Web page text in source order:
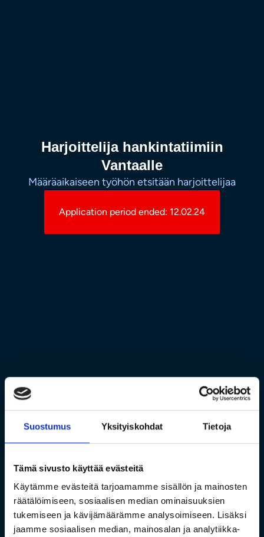
Suostumus Yksityiskohdat Tietoja
Tämä sivusto käyttää evästeitä
Käytämme evästeitä tarjoamamme sisällön ja mainosten
räätälöimiseen, sosiaalisen median ominaisuuksien
tukemiseen ja kävijämäärämme analysoimiseen. Lisäksi
jaamme sosiaalisen median, mainosalan ja analytiikka-
Harjoittelija hankintatiimiin
Vantaalle
Määräaikaiseen työhön etsitään harjoittelijaa
Application period ended: 12.02.24